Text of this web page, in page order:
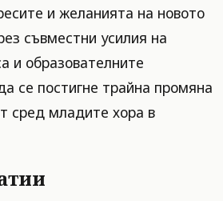
и желанията на новото
съвместни усилия на
и образователните
се постигне трайна промяна
сред младите хора в